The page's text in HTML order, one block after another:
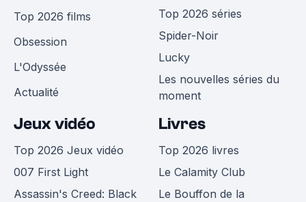
Top 2026 films
Obsession
L'Odyssée
Actualité
Top 2026 séries
Spider-Noir
Lucky
Les nouvelles séries du
moment
Jeux vidéo
Top 2026 Jeux vidéo
007 First Light
Assassin's Creed: Black
Livres
Top 2026 livres
Le Calamity Club
Le Bouffon de la